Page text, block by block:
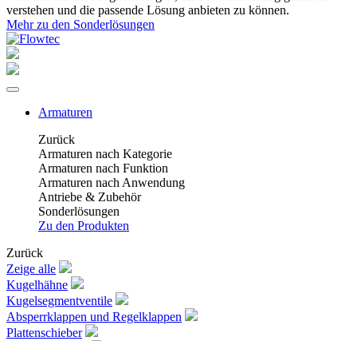
verstehen und die passende Lösung anbieten zu können.
Mehr zu den Sonderlösungen
Armaturen
Zurück
Armaturen nach Kategorie
Armaturen nach Funktion
Armaturen nach Anwendung
Antriebe & Zubehör
Sonderlösungen
Zu den Produkten
Zurück
Zeige alle
Kugelhähne
Kugelsegmentventile
Absperrklappen und Regelklappen
Plattenschieber